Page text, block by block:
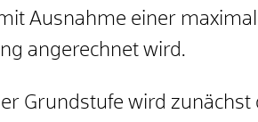
Ausnahme einer
angerechnet wird.
Grundstufe wird